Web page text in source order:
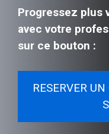
Progressez plus
avec votre
sur ce bouton :
RESERVER